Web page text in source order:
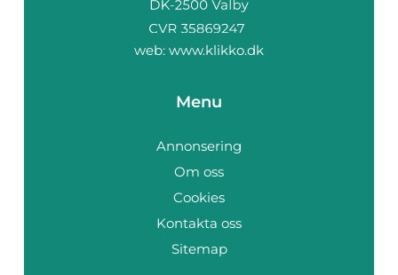
web: www.klikko.dk
Menu
Annonsering
Om oss
Cookies
Kontakta oss
Sitemap